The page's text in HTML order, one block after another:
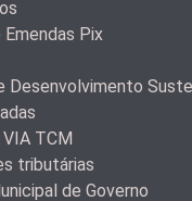
Pix
Desenvolvimento
VIA TCM
tributárias
de Governo